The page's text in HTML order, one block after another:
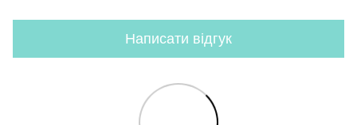
Написати відгук